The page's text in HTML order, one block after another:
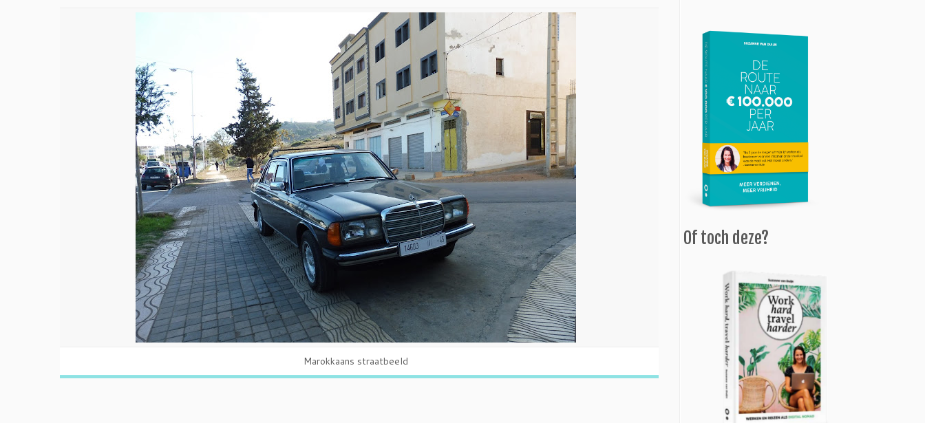
Marokkaans straatbeeld
Of toch deze?